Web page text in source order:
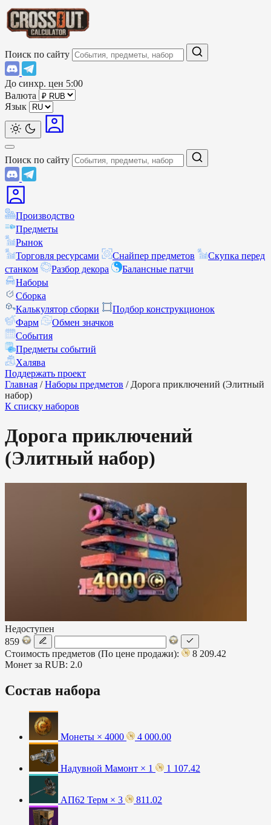
Поиск по сайту
До синхр. цен 5:00
Валюта
Язык
Поиск по сайту
Производство
Предметы
Рынок
Торговля ресурсами
Снайпер предметов
Скупка перед
станком
Разбор декора
Балансные патчи
Наборы
Сборка
Калькулятор сборки
Подбор конструкционок
Фарм
Обмен значков
События
Предметы событий
Халява
Поддержать проект
Главная / Наборы предметов / Дорога приключений (Элитный
набор)
К списку наборов
Дорога приключений
(Элитный набор)
Недоступен
859
Стоимость предметов (По цене продажи):
8 209.42
Монет за RUB: 2.0
Состав набора
Монеты × 4000 4 000.00
Надувной Мамонт × 1 1 107.42
АП62 Терм × 3 811.02